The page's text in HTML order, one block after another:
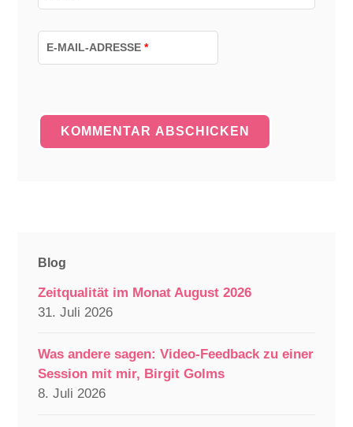
E-MAIL-ADRESSE*
Blog
Zeitqualität im Monat August 2026
31. Juli 2026
Was andere sagen: Video-Feedback zu einer
Session mit mir, Birgit Golms
8. Juli 2026